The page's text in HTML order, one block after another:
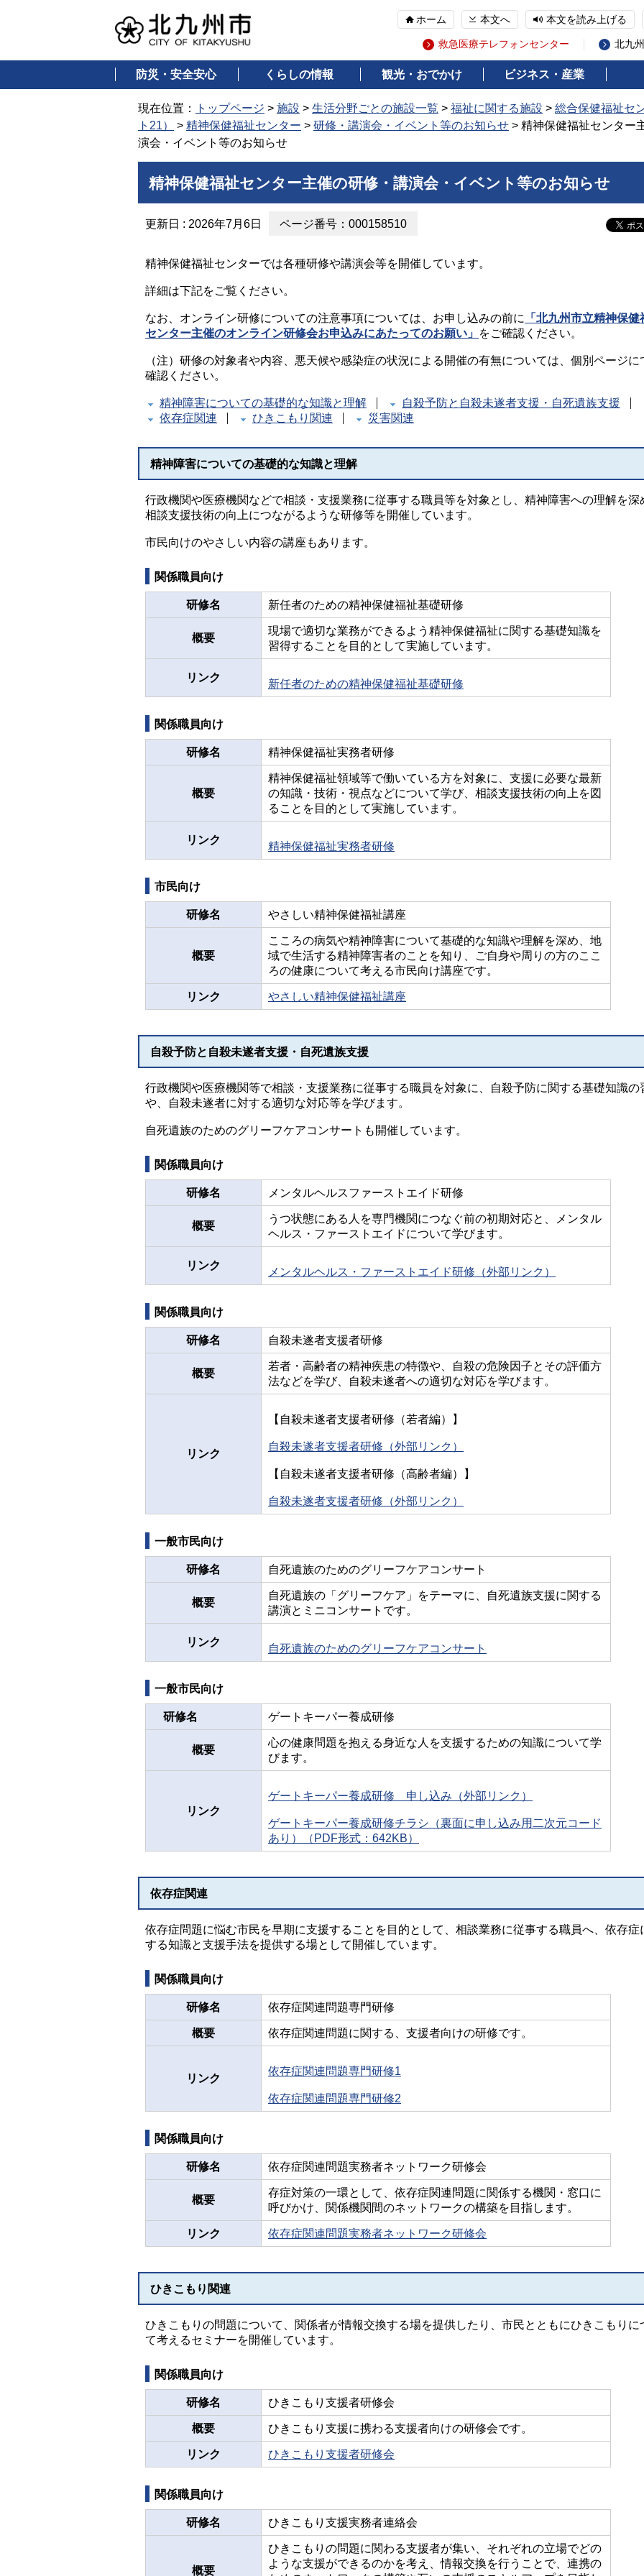
ホーム 本文へ 本文を読み上げる
救急医療テレフォンセンター 北九
防災・安全安心 くらしの情報 観光・おでかけ ビジネス・産業
現在位置： トップページ > 施設 > 生活分野ごとの施設一覧 > 福祉に関する施設 > 総合保健福祉セ
ト21）
> 精神保健福祉センター > 研修・講演会・イベント等のお知らせ > 精神保健福祉センター
演会・イベント等のお知らせ
精神保健福祉センター主催の研修・講演会・イベント等のお知らせ
更新日 : 2026年7月6日 ページ番号：000158510
精神保健福祉センターでは各種研修や講演会等を開催しています。
詳細は下記をご覧ください。
なお、オンライン研修についての注意事項については、お申し込みの前に
「北九州市立精神保健
センター主催のオンライン研修会お申込みにあたってのお願い」 をご確認ください。
（注）研修の対象者や内容、悪天候や感染症の状況による開催の有無については、個別ページに
確認ください。
精神障害についての基礎的な知識と理解
自殺予防と自殺未遂者支援・自死遺族支援
依存症関連
ひきこもり関連 災害関連
精神障害についての基礎的な知識と理解
行政機関や医療機関などで相談・支援業務に従事する職員等を対象とし、精神障害への理解を深
相談支援技術の向上につながるような研修等を開催しています。
市民向けのやさしい内容の講座もあります。
関係職員向け
研修名 新任者のための精神保健福祉基礎研修
概要
現場で適切な業務ができるよう精神保健福祉に関する基礎知識を
習得することを目的として実施しています。
リンク
新任者のための精神保健福祉基礎研修
関係職員向け
研修名 精神保健福祉実務者研修
概要
精神保健福祉領域等で働いている方を対象に、支援に必要な最新
の知識・技術・視点などについて学び、相談支援技術の向上を図
ることを目的として実施しています。
リンク
精神保健福祉実務者研修
市民向け
研修名 やさしい精神保健福祉講座
概要
こころの病気や精神障害について基礎的な知識や理解を深め、地
域で生活する精神障害者のことを知り、ご自身や周りの方のここ
ろの健康について考える市民向け講座です。
リンク やさしい精神保健福祉講座
自殺予防と自殺未遂者支援・自死遺族支援
行政機関や医療機関等で相談・支援業務に従事する職員を対象に、自殺予防に関する基礎知識の
や、自殺未遂者に対する適切な対応等を学びます。
自死遺族のためのグリーフケアコンサートも開催しています。
関係職員向け
研修名 メンタルヘルスファーストエイド研修
概要
うつ状態にある人を専門機関につなぐ前の初期対応と、メンタル
ヘルス・ファーストエイドについて学びます。
リンク
メンタルヘルス・ファーストエイド研修（外部リンク）
関係職員向け
研修名 自殺未遂者支援者研修
概要
若者・高齢者の精神疾患の特徴や、自殺の危険因子とその評価方
法などを学び、自殺未遂者への適切な対応を学びます。
リンク
【自殺未遂者支援者研修（若者編）】
自殺未遂者支援者研修（外部リンク）
【自殺未遂者支援者研修（高齢者編）】
自殺未遂者支援者研修（外部リンク）
一般市民向け
研修名 自死遺族のためのグリーフケアコンサート
概要
自死遺族の「グリーフケア」をテーマに、自死遺族支援に関する
講演とミニコンサートです。
リンク
自死遺族のためのグリーフケアコンサート
一般市民向け
研修名 ゲートキーパー養成研修
概要
心の健康問題を抱える身近な人を支援するための知識について学
びます。
リンク
ゲートキーパー養成研修 申し込み（外部リンク）
ゲートキーパー養成研修チラシ（裏面に申し込み用二次元コード
あり）（PDF形式：642KB）
依存症関連
依存症問題に悩む市民を早期に支援することを目的として、相談業務に従事する職員へ、依存症
する知識と支援手法を提供する場として開催しています。
関係職員向け
研修名 依存症関連問題専門研修
概要 依存症関連問題に関する、支援者向けの研修です。
リンク
依存症関連問題専門研修1
依存症関連問題専門研修2
関係職員向け
研修名 依存症関連問題実務者ネットワーク研修会
概要
存症対策の一環として、依存症関連問題に関係する機関・窓口に
呼びかけ、関係機関間のネットワークの構築を目指します。
リンク 依存症関連問題実務者ネットワーク研修会
ひきこもり関連
ひきこもりの問題について、関係者が情報交換する場を提供したり、市民とともにひきこもりに
て考えるセミナーを開催しています。
関係職員向け
研修名 ひきこもり支援者研修会
概要 ひきこもり支援に携わる支援者向けの研修会です。
リンク ひきこもり支援者研修会
関係職員向け
研修名 ひきこもり支援実務者連絡会
概要
ひきこもりの問題に関わる支援者が集い、それぞれの立場でどの
ような支援ができるのかを考え、情報交換を行うことで、連携の